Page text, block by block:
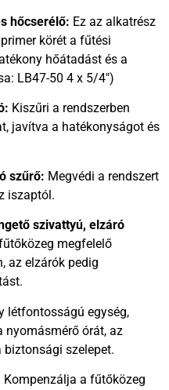
hőcserélő: Ez az alkatrész
körét a fűtési
hőátadást és a
LB47-50 4 x 5/4″)
Kiszűri a rendszerben
javítva a hatékonyságot és
szűrő: Megvédi a rendszert
iszaptól.
szivattyú, elzáró
megfelelő
az elzárók pedig
létfontosságú egység,
órát, az
szelepet.
Kompenzálja a fűtőközeg